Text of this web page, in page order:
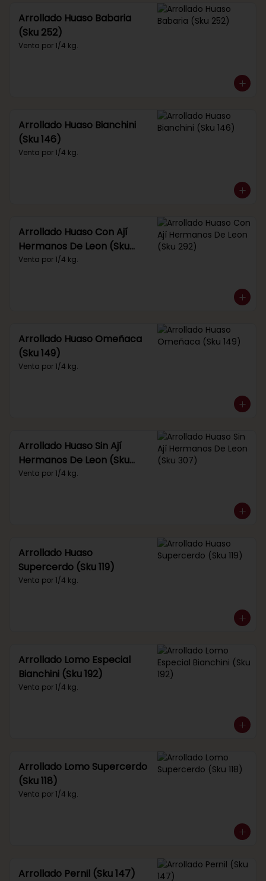
Arrollado Huaso Babaria
(Sku 252)
Venta por 1/4 kg.
Arrollado Huaso Bianchini
(Sku 146)
Venta por 1/4 kg.
Arrollado Huaso Con Ají
Hermanos De Leon (Sku
292)
Venta por 1/4 kg.
Arrollado Huaso Omeñaca
(Sku 149)
Venta por 1/4 kg.
Arrollado Huaso Sin Ají
Hermanos De Leon (Sku
307)
Venta por 1/4 kg.
Arrollado Huaso
Supercerdo (Sku 119)
Venta por 1/4 kg.
Arrollado Lomo Especial
Bianchini (Sku 192)
Venta por 1/4 kg.
Arrollado Lomo Supercerdo
(Sku 118)
Venta por 1/4 kg.
Arrollado Pernil (Sku 147)